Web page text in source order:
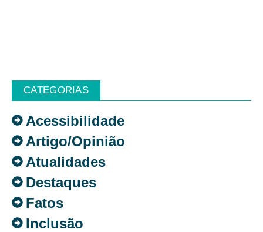
CATEGORIAS
Acessibilidade
Artigo/Opinião
Atualidades
Destaques
Fatos
Inclusão